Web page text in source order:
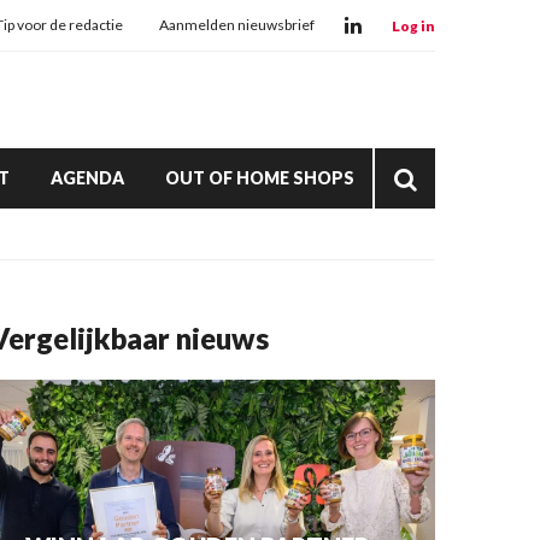
voor de redactie Aanmelden nieuwsbrief Log in
AGENDA OUT OF HOME SHOPS
nieuws